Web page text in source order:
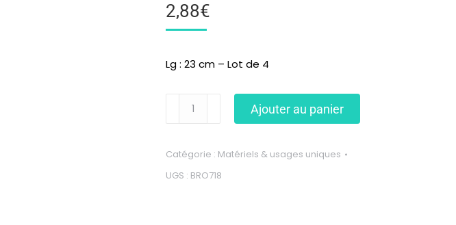
2,88€
Lg : 23 cm – Lot de 4
Ajouter au panier
Catégorie : Matériels & usages uniques
UGS : BRO718